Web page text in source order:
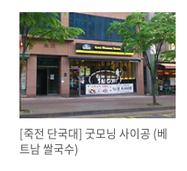
[죽전 단국대] 굿모닝 사이공 (베
트남 쌀국수)